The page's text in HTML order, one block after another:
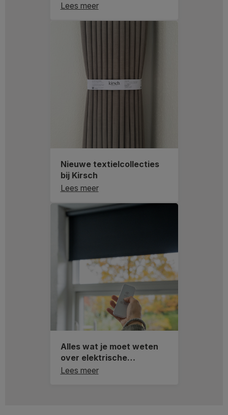
Lees meer
Nieuwe textielcollecties
bij Kirsch
Lees meer
Alles wat je moet weten
over elektrische
raamdecoratie
Lees meer